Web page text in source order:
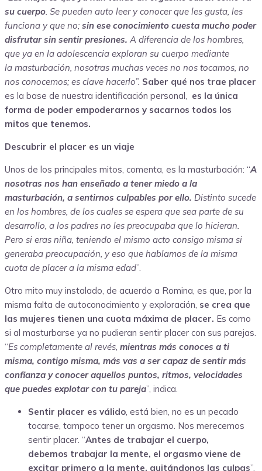
su cuerpo. Se pueden auto leer y conocer que les gusta, les
funciona y que no; sin ese conocimiento cuesta mucho poder
disfrutar sin sentir presiones. A diferencia de los hombres,
que ya en la adolescencia exploran su cuerpo mediante
la masturbación, nosotras muchas veces no nos tocamos, no
nos conocemos; es clave hacerlo”. Saber qué nos trae placer
es la base de nuestra identificación personal, es la única
forma de poder empoderarnos y sacarnos todos los
mitos que tenemos.
Descubrir el placer es un viaje
Unos de los principales mitos, comenta, es la masturbación: “A
nosotras nos han enseñado a tener miedo a la
masturbación, a sentirnos culpables por ello. Distinto sucede
en los hombres, de los cuales se espera que sea parte de su
desarrollo, a los padres no les preocupaba que lo hicieran.
Pero si eras niña, teniendo el mismo acto consigo misma si
generaba preocupación, y eso que hablamos de la misma
cuota de placer a la misma edad”.
Otro mito muy instalado, de acuerdo a Romina, es que, por la
misma falta de autoconocimiento y exploración, se crea que
las mujeres tienen una cuota máxima de placer. Es como
si al masturbarse ya no pudieran sentir placer con sus parejas.
“Es completamente al revés, mientras más conoces a ti
misma, contigo misma, más vas a ser capaz de sentir más
confianza y conocer aquellos puntos, ritmos, velocidades
que puedes explotar con tu pareja”, indica.
Sentir placer es válido, está bien, no es un pecado
tocarse, tampoco tener un orgasmo. Nos merecemos
sentir placer. “Antes de trabajar el cuerpo,
debemos trabajar la mente, el orgasmo viene de
excitar primero a la mente, quitándonos las culpas”,